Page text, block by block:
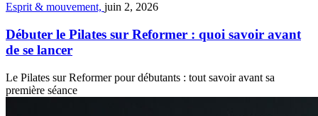
Esprit & mouvement, juin 2, 2026
Débuter le Pilates sur Reformer : quoi savoir avant
de se lancer
Le Pilates sur Reformer pour débutants : tout savoir avant sa
première séance